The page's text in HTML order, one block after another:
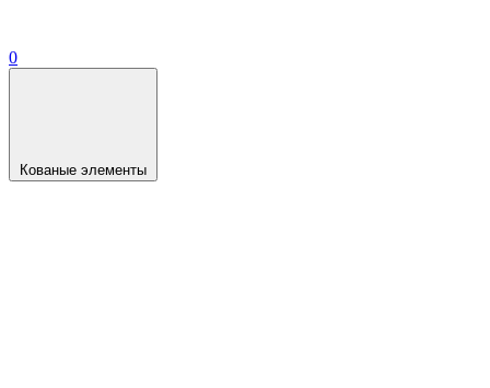
0
Кованые элементы